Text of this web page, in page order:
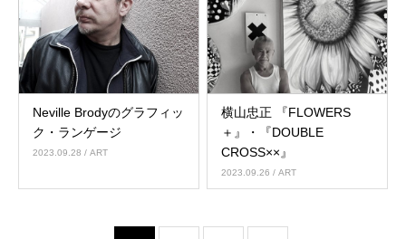
Neville Brodyのグラフィッ
ク・ランゲージ
2023.09.28 / ART
横山忠正 『FLOWERS
＋』・『DOUBLE
CROSS××』
2023.09.26 / ART